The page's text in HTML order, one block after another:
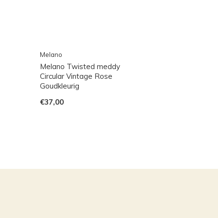
Melano
Melano Twisted meddy
Circular Vintage Rose
Goudkleurig
€37,00